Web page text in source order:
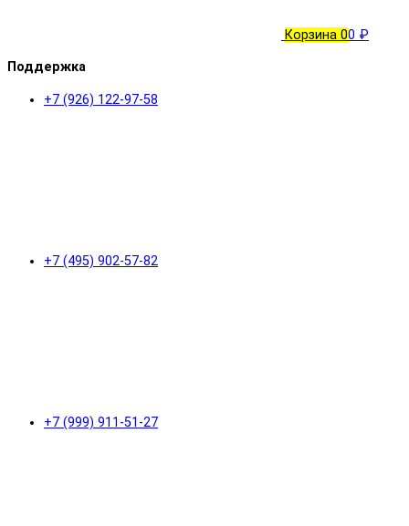
Корзина 00 ₽
Поддержка
+7 (926) 122-97-58
+7 (495) 902-57-82
+7 (999) 911-51-27